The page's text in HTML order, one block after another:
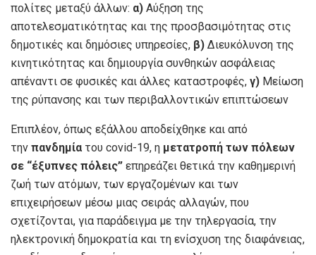
πολίτες μεταξύ άλλων: α) Αύξηση της
αποτελεσματικότητας και της προσβασιμότητας στις
δημοτικές και δημόσιες υπηρεσίες, β) Διευκόλυνση της
κινητικότητας και δημιουργία συνθηκών ασφάλειας
απέναντι σε φυσικές και άλλες καταστροφές, γ) Μείωση
της ρύπανσης και των περιβαλλοντικών επιπτώσεων
Επιπλέον, όπως εξάλλου αποδείχθηκε και από
την πανδημία του covid-19, η μετατροπή των πόλεων
σε “έξυπνες πόλεις” επηρεάζει θετικά την καθημερινή
ζωή των ατόμων, των εργαζομένων και των
επιχειρήσεων μέσω μιας σειράς αλλαγών, που
σχετίζονται, για παράδειγμα με την τηλεργασία, την
ηλεκτρονική δημοκρατία και τη ενίσχυση της διαφάνειας,